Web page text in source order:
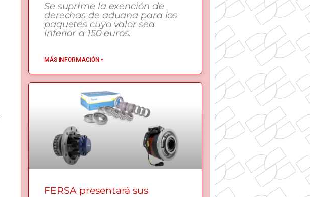
Se suprime la exención de
derechos de aduana para los
paquetes cuyo valor sea
inferior a 150 euros.
MÁS INFORMACIÓN »
FERSA presentará sus